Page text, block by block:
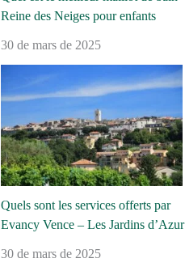
Reine des Neiges pour enfants
30 de mars de 2025
Quels sont les services offerts par
Evancy Vence – Les Jardins d’Azur
30 de mars de 2025